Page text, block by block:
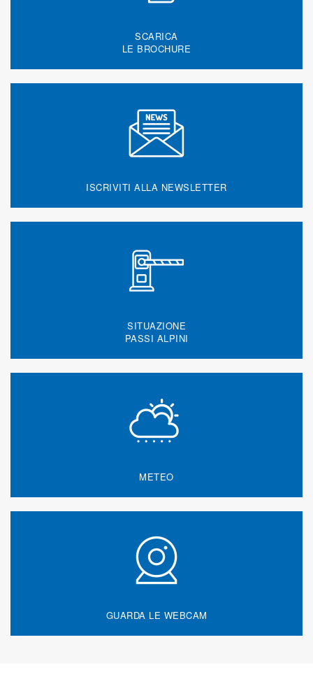
SCARICA
LE BROCHURE
ISCRIVITI ALLA NEWSLETTER
SITUAZIONE
PASSI ALPINI
METEO
GUARDA LE WEBCAM